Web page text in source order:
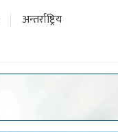
अन्तर्राष्ट्रिय